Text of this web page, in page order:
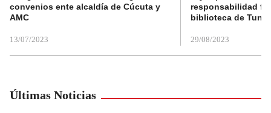
convenios ente alcaldía de Cúcuta y
AMC
13/07/2023
responsabilidad
biblioteca de
29/08/2023
Últimas Noticias